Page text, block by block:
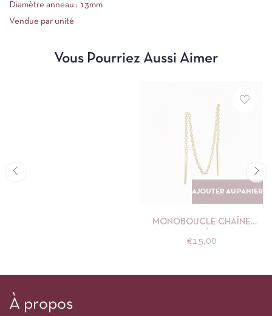
Diamètre anneau : 13mm
Vendue par unité
Vous Pourriez Aussi Aimer
AJOUTER AU PANIER
MONOBOUCLE CHAÎNE
€15,00
À propos